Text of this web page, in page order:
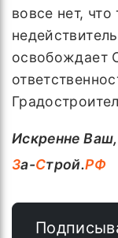
вовсе нет,
освобождает
Искренне Ваш,
За-Строй.РФ